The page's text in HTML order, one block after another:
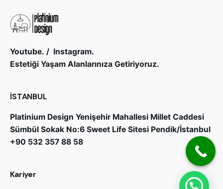
Youtube. / Instagram.
Estetiği Yaşam Alanlarınıza Getiriyoruz.
İSTANBUL
Platinium Design Yenişehir Mahallesi Millet Caddesi
Sümbül Sokak No:6 Sweet Life Sitesi Pendik/İstanbul
+90 532 357 88 58
Kariyer